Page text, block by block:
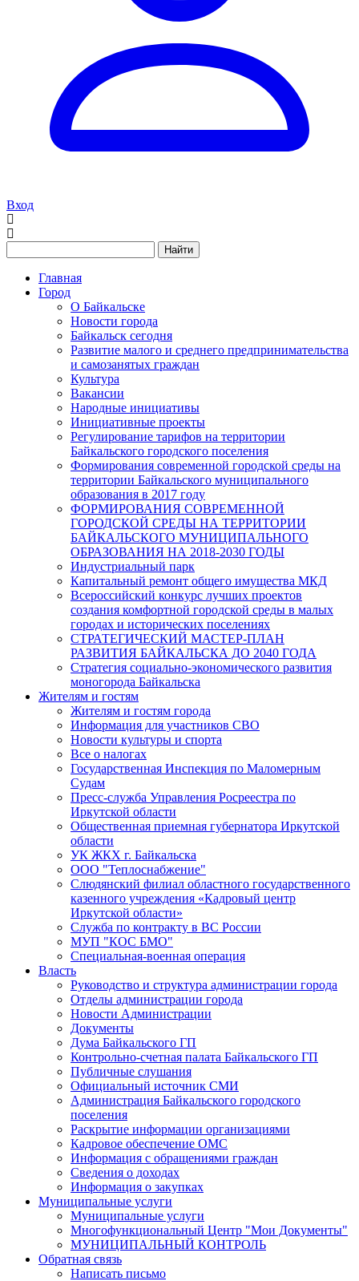
Вход
Найти
Главная
Город
О Байкальске
Новости города
Байкальск сегодня
Развитие малого и среднего предпринимательства
и самозанятых граждан
Культура
Вакансии
Народные инициативы
Инициативные проекты
Регулирование тарифов на территории
Байкальского городского поселения
Формирования современной городской среды на
территории Байкальского муниципального
образования в 2017 году
ФОРМИРОВАНИЯ СОВРЕМЕННОЙ
ГОРОДСКОЙ СРЕДЫ НА ТЕРРИТОРИИ
БАЙКАЛЬСКОГО МУНИЦИПАЛЬНОГО
ОБРАЗОВАНИЯ НА 2018-2030 ГОДЫ
Индустриальный парк
Капитальный ремонт общего имущества МКД
Всероссийский конкурс лучших проектов
создания комфортной городской среды в малых
городах и исторических поселениях
СТРАТЕГИЧЕСКИЙ МАСТЕР-ПЛАН
РАЗВИТИЯ БАЙКАЛЬСКА ДО 2040 ГОДА
Стратегия социально-экономического развития
моногорода Байкальска
Жителям и гостям
Жителям и гостям города
Информация для участников СВО
Новости культуры и спорта
Все о налогах
Государственная Инспекция по Маломерным
Судам
Пресс-служба Управления Росреестра по
Иркутской области
Общественная приемная губернатора Иркутской
области
УК ЖКХ г. Байкальска
ООО "Теплоснабжение"
Слюдянский филиал областного государственного
казенного учреждения «Кадровый центр
Иркутской области»
Служба по контракту в ВС России
МУП "КОС БМО"
Специальная-военная операция
Власть
Руководство и структура администрации города
Отделы администрации города
Новости Администрации
Документы
Дума Байкальского ГП
Контрольно-счетная палата Байкальского ГП
Публичные слушания
Официальный источник СМИ
Администрация Байкальского городского
поселения
Раскрытие информации организациями
Кадровое обеспечение ОМС
Информация с обращениями граждан
Сведения о доходах
Информация о закупках
Муниципальные услуги
Муниципальные услуги
Многофункциональный Центр "Мои Документы"
МУНИЦИПАЛЬНЫЙ КОНТРОЛЬ
Обратная связь
Написать письмо